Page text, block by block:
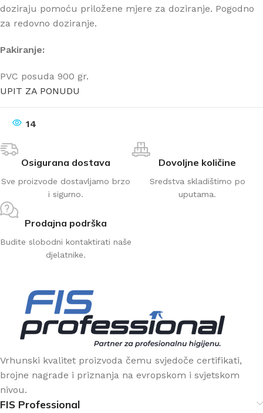
doziraju pomoću priložene mjere za doziranje. Pogodno
za redovno doziranje.
Pakiranje:
PVC posuda 900 gr.
UPIT ZA PONUDU
14
Osigurana dostava
Sve proizvode dostavljamo brzo
i sigurno.
Dovoljne količine
Sredstva skladištimo po
uputama.
Prodajna podrška
Budite slobodni kontaktirati naše
djelatnike.
Vrhunski kvalitet proizvoda čemu svjedoče certifikati,
brojne nagrade i priznanja na evropskom i svjetskom
nivou.
FIS Professional